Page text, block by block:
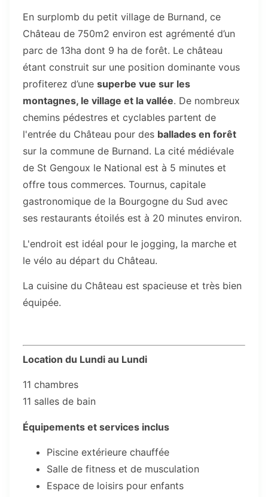
En surplomb du petit village de Burnand, ce
Château de 750m2 environ est agrémenté d’un
parc de 13ha dont 9 ha de forêt. Le château
étant construit sur une position dominante vous
profiterez d’une superbe vue sur les
montagnes, le village et la vallée. De nombreux
chemins pédestres et cyclables partent de
l'entrée du Château pour des ballades en forêt
sur la commune de Burnand. La cité médiévale
de St Gengoux le National est à 5 minutes et
offre tous commerces. Tournus, capitale
gastronomique de la Bourgogne du Sud avec
ses restaurants étoilés est à 20 minutes environ.
L'endroit est idéal pour le jogging, la marche et
le vélo au départ du Château.
La cuisine du Château est spacieuse et très bien
équipée.
Location du Lundi au Lundi
11 chambres
11 salles de bain
Équipements et services inclus
Piscine extérieure chauffée
Salle de fitness et de musculation
Espace de loisirs pour enfants